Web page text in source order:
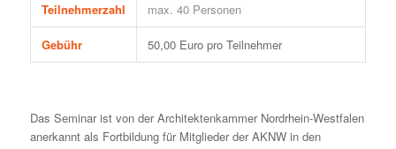
Teilnehmerzahl max. 40 Personen
Gebühr 50,00 Euro pro Teilnehmer
Das Seminar ist von der Architektenkammer Nordrhein-Westfalen
anerkannt als Fortbildung für Mitglieder der AKNW in den